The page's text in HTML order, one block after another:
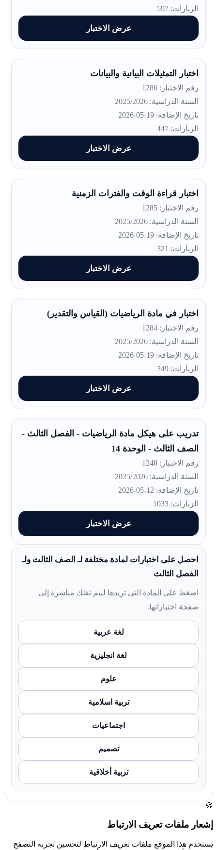
الزيارات: 597
عرض الاختبار
اختبار التمثيلات البيانية والبيانات
رقم الاختبار: 1286
السنة الدراسية: 2025/2026
تاريخ الإضافة: 19-05-2026
الزيارات: 447
عرض الاختبار
اختبار قراءة الوقت والفترات الزمنية
رقم الاختبار: 1285
السنة الدراسية: 2025/2026
تاريخ الإضافة: 19-05-2026
الزيارات: 321
عرض الاختبار
اختبار في مادة الرياضيات (القياس والتقدير)
رقم الاختبار: 1284
السنة الدراسية: 2025/2026
تاريخ الإضافة: 19-05-2026
الزيارات: 349
عرض الاختبار
تدريب على هيكل مادة الرياضيات - الفصل الثالث -
الصف الثالث - الوحدة 14
رقم الاختبار: 1248
السنة الدراسية: 2025/2026
تاريخ الإضافة: 12-05-2026
الزيارات: 1033
عرض الاختبار
احصل على اختبارات لمادة مختلفة لـ الصف الثالث ولـ
الفصل الثالث
اضغط على المادة التي تريدها ليتم نقلك مباشرة إلى
صفحة اختباراتها.
لغة عربية
لغة انجليزية
علوم
تربية اسلامية
اجتماعيات
تصميم
تربية أخلاقية
🍪
إشعار ملفات تعريف الارتباط
يستخدم هذا الموقع ملفات تعريف الارتباط لتحسين تجربة التصفح